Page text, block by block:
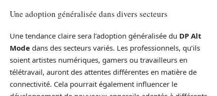
Une adoption généralisée dans divers secteurs
Une tendance claire sera l’adoption généralisée du DP Alt
Mode dans des secteurs variés. Les professionnels, qu’ils
soient artistes numériques, gamers ou travailleurs en
télétravail, auront des attentes différentes en matière de
connectivité. Cela pourrait également influencer le